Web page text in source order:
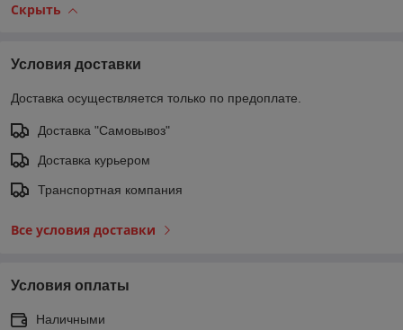
Скрыть
Условия доставки
Доставка осуществляется только по предоплате.
Доставка "Самовывоз"
Доставка курьером
Транспортная компания
Все условия доставки
Условия оплаты
Наличными